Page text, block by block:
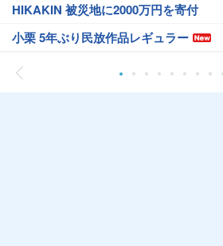
HIKAKIN 被災地に2000万円を寄付
小栗 5年ぶり民放作品レギュラー